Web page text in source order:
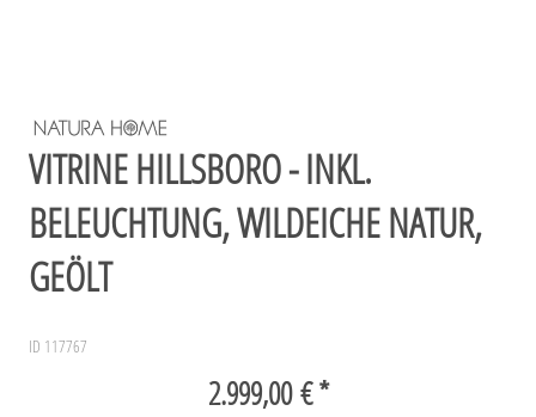
VITRINE HILLSBORO - INKL.
BELEUCHTUNG, WILDEICHE NATUR,
GEÖLT
ID 117767
2.999,00 € *